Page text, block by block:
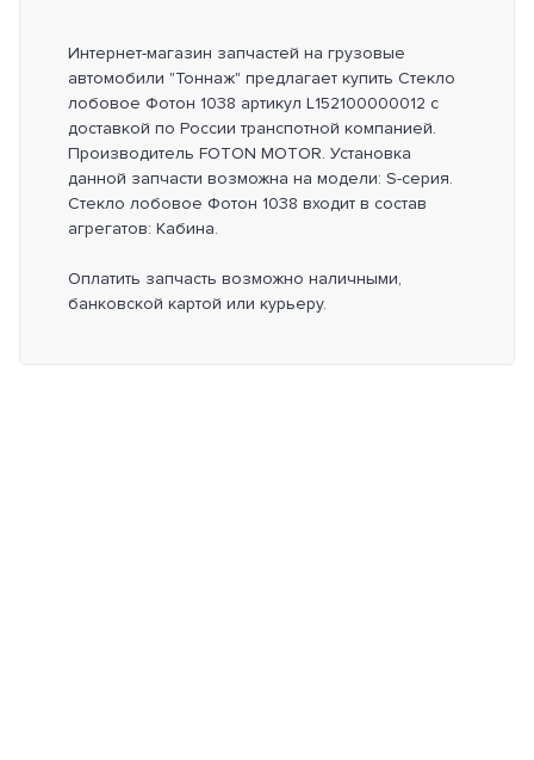
Интернет-магазин запчастей на грузовые
автомобили "Тоннаж" предлагает купить Стекло
лобовое Фотон 1038 артикул L152100000012 с
доставкой по России транспотной компанией.
Производитель FOTON MOTOR. Установка
данной запчасти возможна на модели: S-серия.
Стекло лобовое Фотон 1038 входит в состав
агрегатов: Кабина.
Оплатить запчасть возможно наличными,
банковской картой или курьеру.